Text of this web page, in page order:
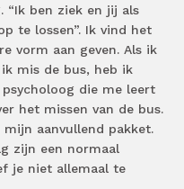
“Ik ben ziek en jij als
te lossen”. Ik vind het
vorm aan geven. Als ik
mis de bus, heb ik
die me leert
het missen van de bus.
aanvullend pakket.
zijn een normaal
je niet allemaal te